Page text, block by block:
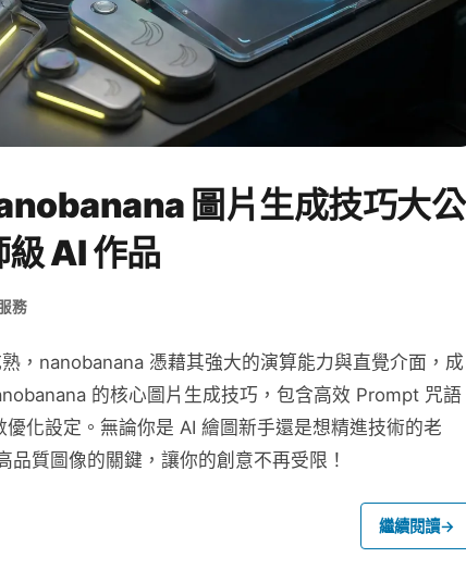
圖片生成技巧大公
AI 作品
務
，nanobanana 憑藉其強大的演算能力與直覺介面，成
的核心圖片生成技巧，包含高效 Prompt 咒語
化設定。無論你是 AI 繪圖新手還是想精進技術的老
質圖像的關鍵，讓你的創意不再受限！
繼續閱讀→